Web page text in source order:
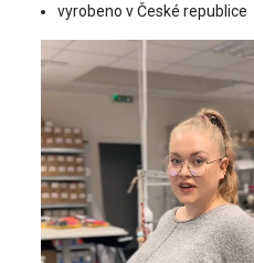
vyrobeno v České republice